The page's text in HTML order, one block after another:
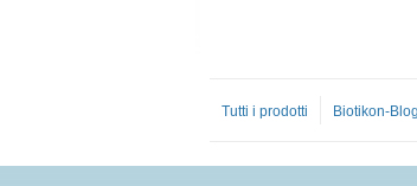
Tutti i prodotti Biotikon-Blog